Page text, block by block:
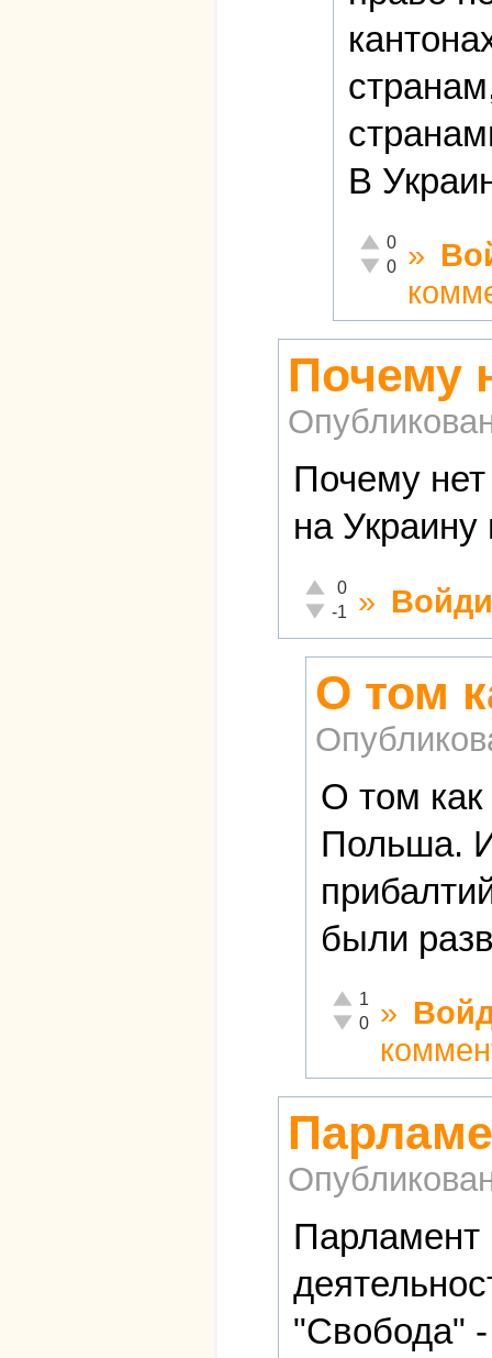
В
Отлично!
0
Неадекватно!
0 »
Почему
Почему
на Украину
Отлично!
0
Неадекватно!
-1 »
О том
О том как
Польша.
были
Отлично!
1
Неадекватно!
0 »
Парламент
"Свобода"